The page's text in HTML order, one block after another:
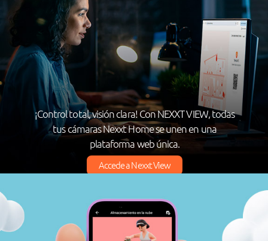
¡Control total, visión clara! Con NEXXT VIEW, todas
tus cámaras Nexxt Home se unen en una
plataforma web única.
Accede a Nexxt View